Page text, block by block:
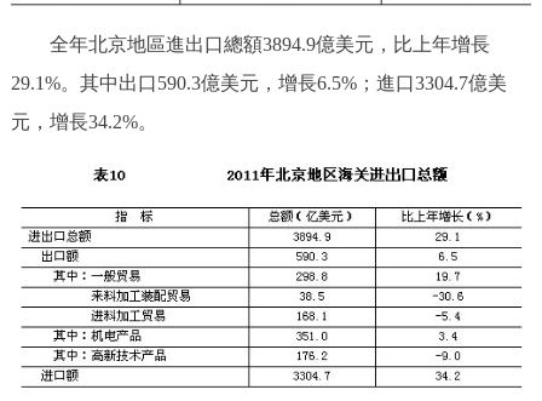
全年北京地區進出口總額3894.9億美元，比上年增長
29.1%。其中出口590.3億美元，增長6.5%；進口3304.7億美
元，增長34.2%。